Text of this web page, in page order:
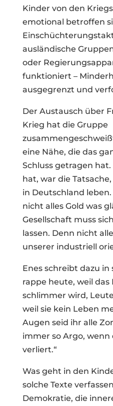
Kinder von den
emotional betroffen
ausländische
oder
funktioniert –
ausgegrenzt und
Der Austausch über
Krieg hat die Gruppe
eine Nähe, die das
Schluss getragen
hat, war die
in Deutschland
nicht alles Gold was
Gesellschaft muss
lassen. Denn nicht
unserer industriell
Enes schreibt dazu in
rappe heute, weil
schlimmer wird,
weil sie kein Leben
Augen seid ihr alle
immer so Argo,
verliert.“
Was geht in den
solche Texte
Demokratie, die